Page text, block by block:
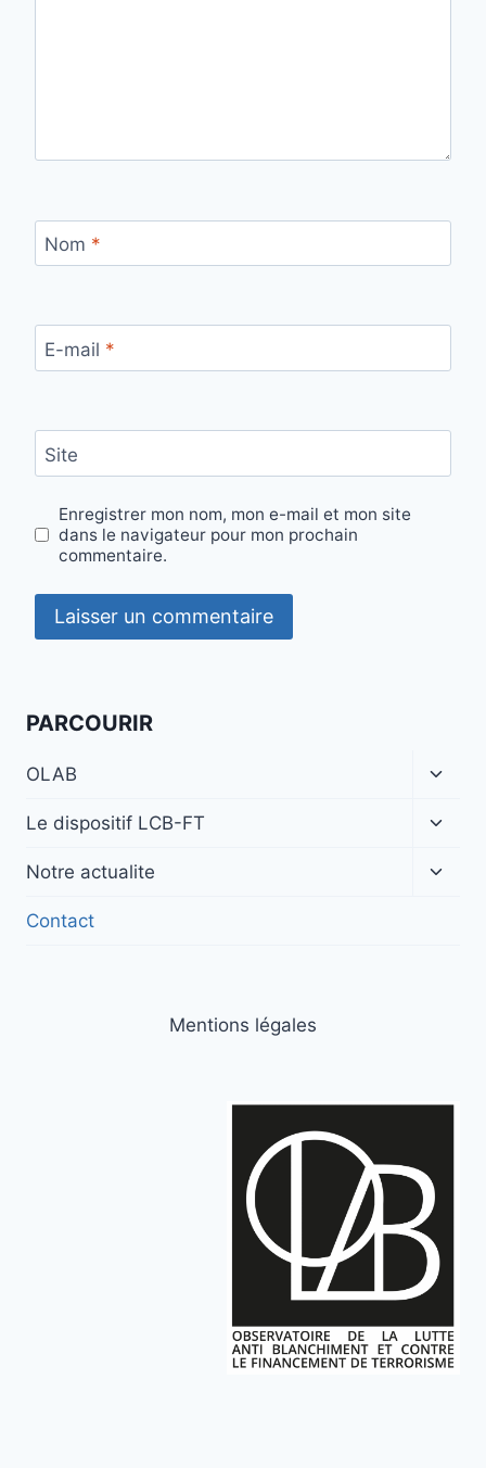
Nom *
E-mail *
Site
Enregistrer mon nom, mon e-mail et mon site
dans le navigateur pour mon prochain
commentaire.
PARCOURIR
OLAB
menu
Le dispositif LCB-FT
menu
Notre actualite
Contact
Mentions légales